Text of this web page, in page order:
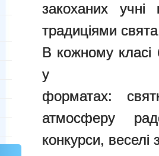
закоханих учні
традиціями
В кожному класі
у
форматах:
атмосферу
конкурси, веселі